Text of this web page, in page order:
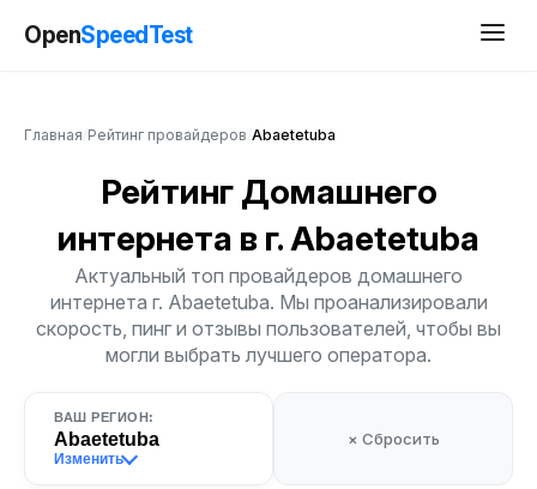
OpenSpeedTest
Главная Рейтинг провайдеров Abaetetuba
Рейтинг Домашнего
интернета в г. Abaetetuba
Актуальный топ провайдеров домашнего
интернета г. Abaetetuba. Мы проанализировали
скорость, пинг и отзывы пользователей, чтобы вы
могли выбрать лучшего оператора.
ВАШ РЕГИОН:
Abaetetuba
Изменить
× Сбросить